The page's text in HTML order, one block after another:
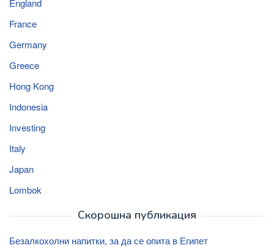
England
France
Germany
Greece
Hong Kong
Indonesia
Investing
Italy
Japan
Lombok
Скорошна публикация
Безалкохолни напитки, за да се опита в Египет